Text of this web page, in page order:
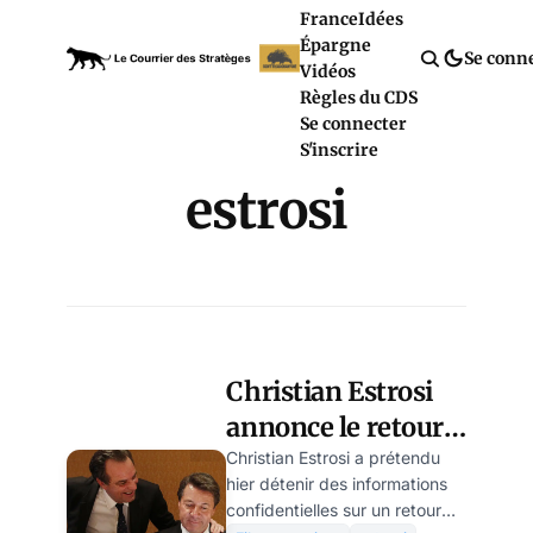
FranceIdées
Épargne
Vidéos
Règles du CDS
Se connecter
S'inscrire
Se
estrosi
Christian Estrosi
annonce le retour
du passe vaccinal
Christian Estrosi a prétendu
hier détenir des informations
confidentielles sur un retour